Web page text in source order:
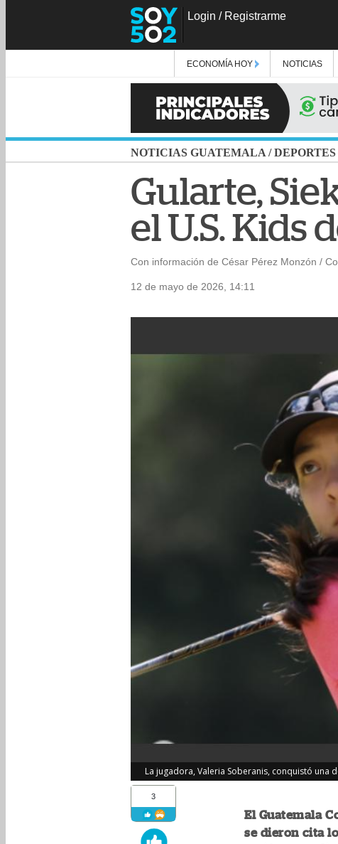
Login / Registrarme
ECONOMÍA HOY NOTICIAS
NOTICIAS GUATEMALA /DEPORTES
Gularte,
el U.S. Kids
Con información de César Pérez Monzón /
12 de mayo de 2026, 14:11
La jugadora, Valeria Soberanis, conquistó una
3
El Guatemala
se dieron cita